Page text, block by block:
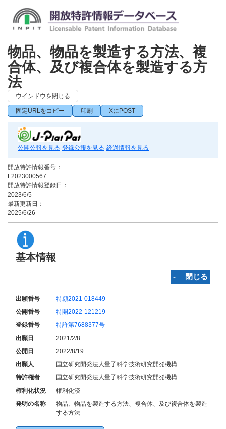
物品、物品を製造する方法、複
合体、及び複合体を製造する方
法
ウインドウを閉じる
固定URLをコピー 印刷 XにPOST
公開公報を見る 登録公報を見る 経過情報を見る
開放特許情報番号：
L2023000567
開放特許情報登録日：
2023/6/5
最新更新日：
2025/6/26
基本情報
‐ 閉じる
出願番号
特願2021-018449
公開番号
特開2022-121219
登録番号
特許第7688377号
出願日
2021/2/8
公開日
2022/8/19
出願人
国立研究開発法人量子科学技術研究開発機構
特許権者
国立研究開発法人量子科学技術研究開発機構
権利化状況
権利化済
発明の名称
物品、物品を製造する方法、複合体、及び複合体を製造
する方法